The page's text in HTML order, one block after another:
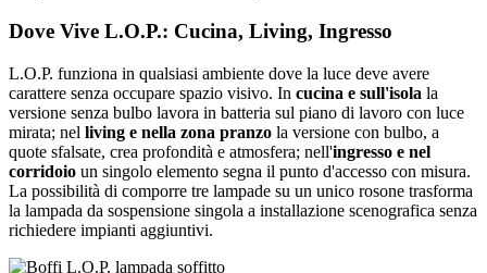
Dove Vive L.O.P.: Cucina, Living, Ingresso
L.O.P. funziona in qualsiasi ambiente dove la luce deve avere
carattere senza occupare spazio visivo. In cucina e sull'isola la
versione senza bulbo lavora in batteria sul piano di lavoro con luce
mirata; nel living e nella zona pranzo la versione con bulbo, a
quote sfalsate, crea profondità e atmosfera; nell'ingresso e nel
corridoio un singolo elemento segna il punto d'accesso con misura.
La possibilità di comporre tre lampade su un unico rosone trasforma
la lampada da sospensione singola a installazione scenografica senza
richiedere impianti aggiuntivi.